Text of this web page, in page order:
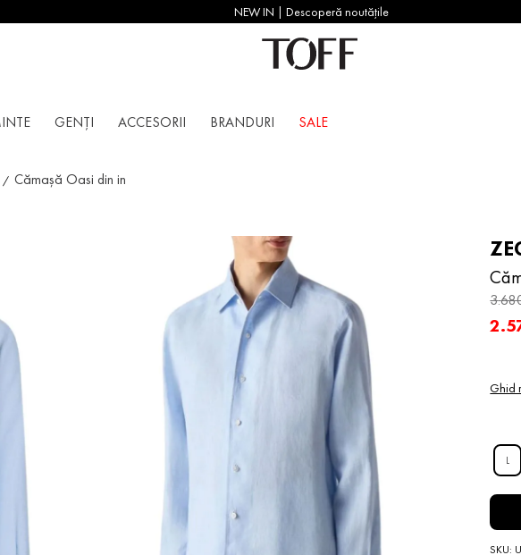
NEW IN | Descoperă noutățile
GENȚI ACCESORII BRANDURI SALE
Cămașă Oasi din in
3.
2.
Ghid
L
SKU: